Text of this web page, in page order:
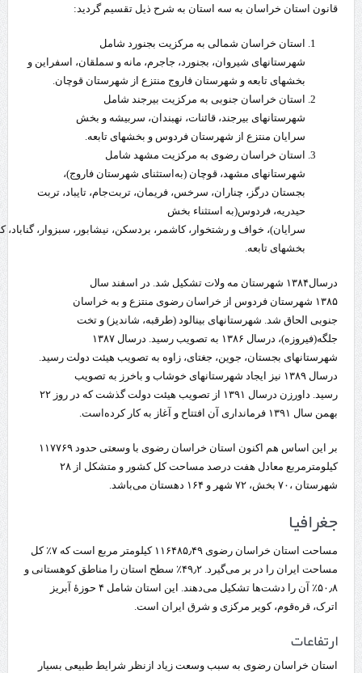
قانون استان خراسان به سه استان به شرح ذیل تقسیم گردید:
استان خراسان شمالی به مرکزیت بجنورد شامل
شهرستانهای شیروان، بجنورد، جاجرم، مانه و سملقان، اسفراین و
بخشهای تابعه و شهرستان فاروج منتزع از شهرستان قوچان.
استان خراسان جنوبی به مرکزیت بیرجند شامل
شهرستانهای بیرجند، قائنات، نهبندان، سربیشه و بخش
سرایان منتزع از شهرستان فردوس و بخشهای تابعه.
استان خراسان رضوی به مرکزیت مشهد شامل
شهرستانهای مشهد، قوچان (به‌استثنای شهرستان فاروج)،
بجستان درگز، چناران، سرخس، فریمان، تربت‌جام، تایباد، تربت
حیدریه، فردوس(به استثناء بخش
سرایان)، خواف و رشتخوار، کاشمر، بردسکن، نیشابور، سبزوار، گناباد،
بخشهای تابعه.
درسال۱۳۸۴ شهرستان مه ولات تشکیل شد. در اسفند سال
۱۳۸۵ شهرستان فردوس از خراسان رضوی منتزع و به خراسان
جنوبی الحاق شد. شهرستانهای بینالود (طرقبه، شاندیز) و تخت
جلگه(فیروزه)، درسال ۱۳۸۶ به تصویب رسید. درسال ۱۳۸۷
شهرستانهای بجستان، جوین، جغتای، زاوه به تصویب هیئت دولت رسید.
درسال ۱۳۸۹ نیز ایجاد شهرستانهای خوشاب و باخرز به تصویب
رسید. داورزن درسال ۱۳۹۱ از تصویب هیئت دولت گذشت که در روز ۲۲
بهمن سال ۱۳۹۱ فرمانداری آن افتتاح و آغاز به کار کرده‌است.
بر این اساس هم اکنون استان خراسان رضوی با وسعتی حدود ۱۱۷۷۶۹
کیلومترمربع معادل هفت درصد مساحت کل کشور و متشکل از ۲۸
شهرستان ،۷۰ بخش، ۷۲ شهر و ۱۶۴ دهستان می‌باشد.
جغرافیا
مساحت استان خراسان رضوی ۱۱۶۴۸۵٫۴۹ کیلومتر مربع است که ۷٪ کل
مساحت ایران را در بر می‌گیرد. ۴۹٫۲٪ سطح استان را مناطق کوهستانی و
۵۰٫۸٪ آن را دشت‌ها تشکیل می‌دهند. این استان شامل ۴ حوزهٔ آبریز
اترک، قره‌قوم، کویر مرکزی و شرق ایران است.
ارتفاعات
استان خراسان رضوی به سبب وسعت زیاد ازنظر شرایط طبیعی بسیار